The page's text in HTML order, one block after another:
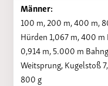
Männer:
100 m, 200 m, 400 m,
Hürden 1,067 m, 400
0,914 m, 5.000 m
Weitsprung, Kugelstoß
800 g